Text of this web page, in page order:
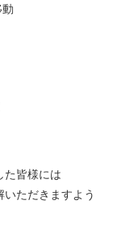
た皆様には
ただきますよう